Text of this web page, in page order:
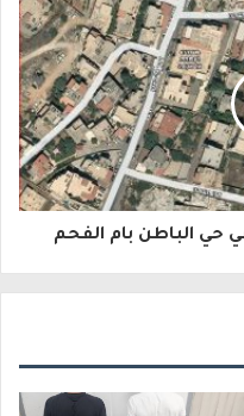
في حي الباطن بام الفحم